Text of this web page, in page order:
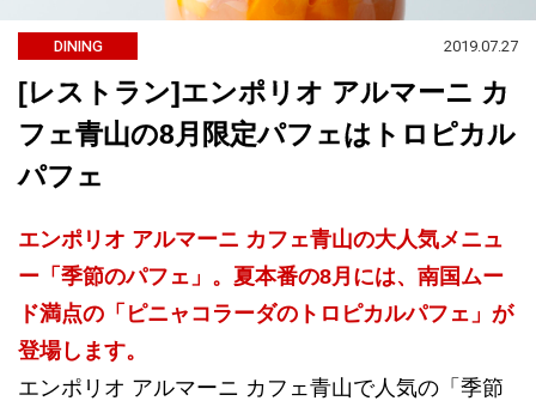
DINING 2019.07.27
[レストラン]エンポリオ アルマーニ カ
フェ青山の8月限定パフェはトロピカル
パフェ
エンポリオ アルマーニ カフェ青山の大人気メニュ
ー「季節のパフェ」。夏本番の8月には、南国ムー
ド満点の「ピニャコラーダのトロピカルパフェ」が
登場します。
エンポリオ アルマーニ カフェ青山で人気の「季節